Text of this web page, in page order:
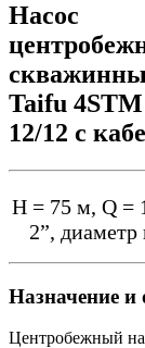
Насос
Taifu 4STM
12/12 с
Н = 75 м, Q =
2”, диаметр
Назначение и
Центробежный